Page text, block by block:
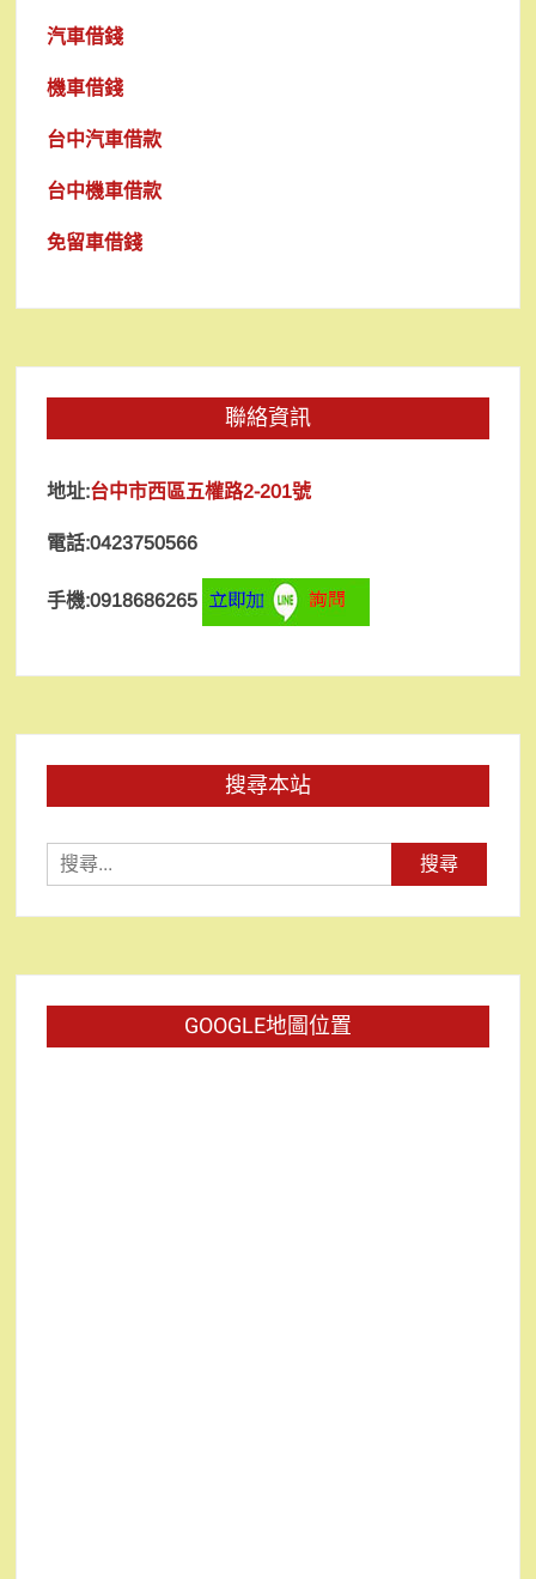
汽車借錢
機車借錢
台中汽車借款
台中機車借款
免留車借錢
聯絡資訊
地址:台中市西區五權路2-201號
電話:0423750566
手機:0918686265
搜尋本站
尋
關
GOOGLE地圖位置